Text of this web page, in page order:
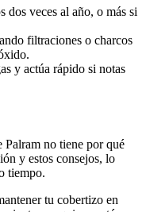
dos veces al año, o más si
filtraciones o charcos
y actúa rápido si notas
no tiene por qué
y estos consejos, lo
tiempo.
tu cobertizo en